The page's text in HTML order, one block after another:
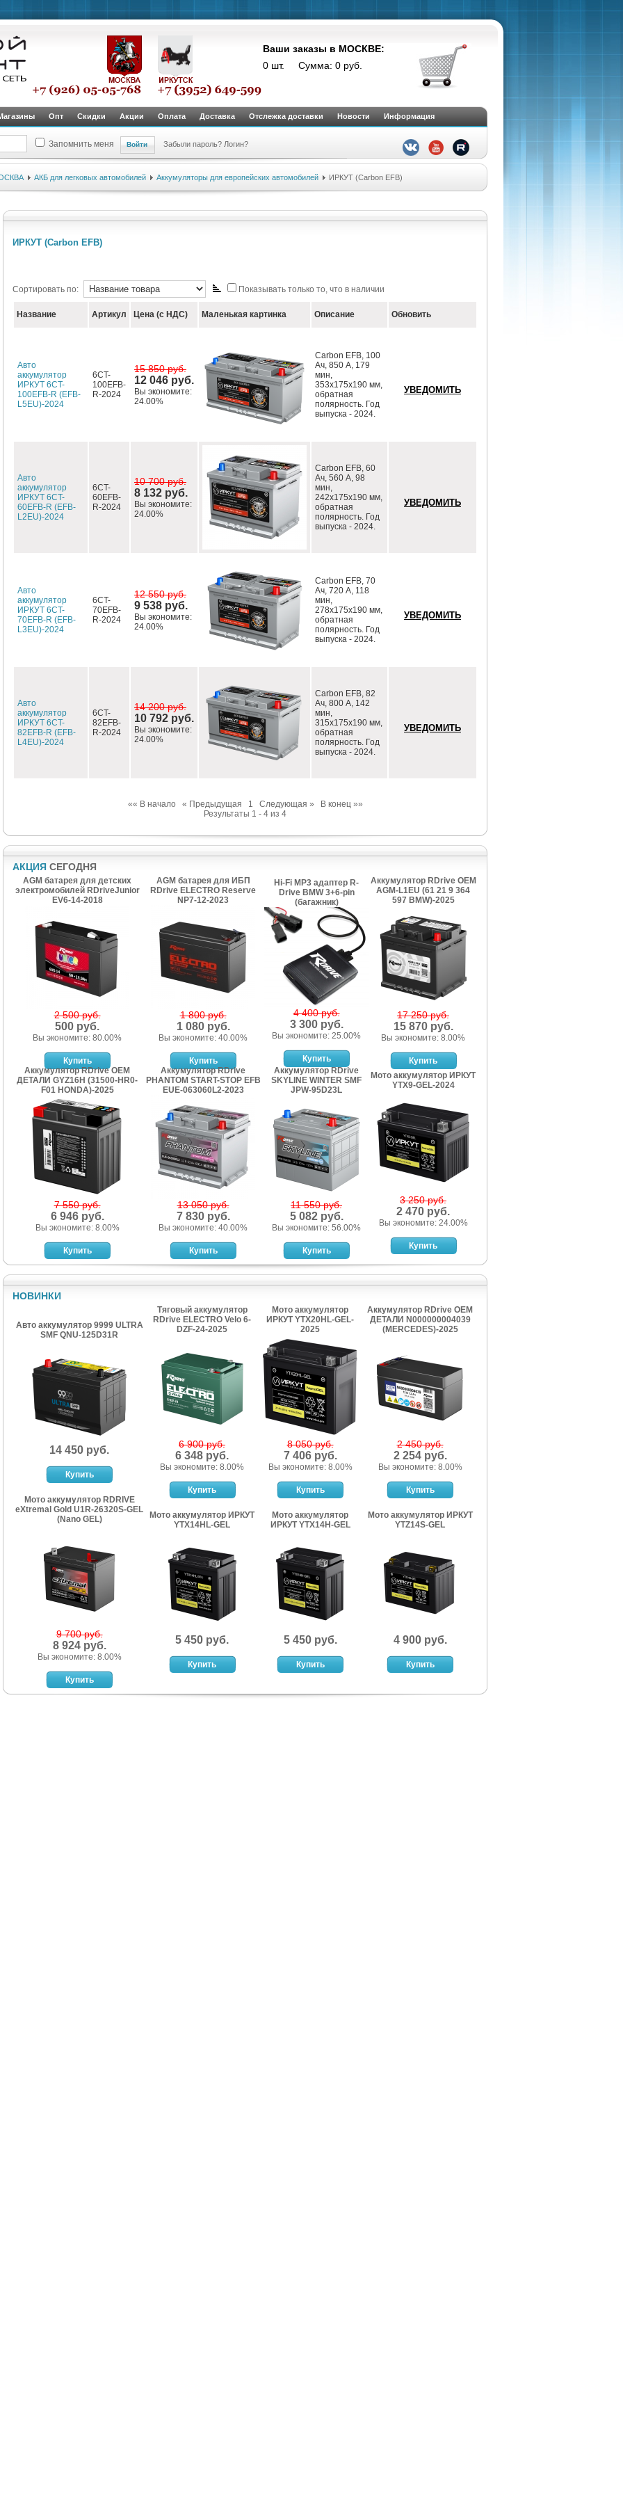
Ваши заказы в МОСКВЕ:
0 шт.
Сумма: 0 руб.
Опт Скидки Акции Оплата Доставка Отслежка доставки Новости Информация
Запомнить меня Забыли пароль? Логин?
АКБ для легковых автомобилей Аккумуляторы для европейских автомобилей ИРКУТ (Carbon EFB)
ИРКУТ (Carbon EFB)
Сортировать по: Показывать только то, что в наличии
Название Артикул Цена (с НДС) Маленькая картинка Описание Обновить
Авто
аккумулятор
ИРКУТ 6CT-
100EFB-R (EFB-
L5EU)-2024
6CT-
100EFB-
R-2024
15 850 руб.
12 046 руб.
Вы экономите:
24.00%
Carbon EFB, 100
Ач, 850 А, 179
мин,
353х175х190 мм,
обратная
полярность. Год
выпуска - 2024.
Авто
аккумулятор
ИРКУТ 6CT-
60EFB-R (EFB-
L2EU)-2024
6CT-
60EFB-
R-2024
10 700 руб.
8 132 руб.
Вы экономите:
24.00%
Carbon EFB, 60
Ач, 560 А, 98
мин,
242х175х190 мм,
обратная
полярность. Год
выпуска - 2024.
Авто
аккумулятор
ИРКУТ 6CT-
70EFB-R (EFB-
L3EU)-2024
6CT-
70EFB-
R-2024
12 550 руб.
9 538 руб.
Вы экономите:
24.00%
Carbon EFB, 70
Ач, 720 А, 118
мин,
278х175х190 мм,
обратная
полярность. Год
выпуска - 2024.
Авто
аккумулятор
ИРКУТ 6CT-
82EFB-R (EFB-
L4EU)-2024
6CT-
82EFB-
R-2024
14 200 руб.
10 792 руб.
Вы экономите:
24.00%
Carbon EFB, 82
Ач, 800 А, 142
мин,
315х175х190 мм,
обратная
полярность. Год
выпуска - 2024.
«« В начало « Предыдущая 1 Следующая »
В конец »»
Результаты 1 - 4 из 4
АКЦИЯ СЕГОДНЯ
AGM батарея для детских
электромобилей RDriveJunior
EV6-14-2018
2 500 руб.
500 руб.
Вы экономите: 80.00%
AGM батарея для ИБП
RDrive ELECTRO Reserve
NP7-12-2023
1 800 руб.
1 080 руб.
Вы экономите: 40.00%
Hi-Fi MP3 адаптер R-
Drive BMW 3+6-pin
(багажник)
4 400 руб.
3 300 руб.
Вы экономите: 25.00%
Аккумулятор RDrive OEM
AGM-L1EU (61 21 9 364
597 BMW)-2025
17 250 руб.
15 870 руб.
Вы экономите: 8.00%
Аккумулятор RDrive OEM
ДЕТАЛИ GYZ16H (31500-HR0-
F01 HONDA)-2025
7 550 руб.
6 946 руб.
Вы экономите: 8.00%
Аккумулятор RDrive
PHANTOM START-STOP EFB
EUE-063060L2-2023
13 050 руб.
7 830 руб.
Вы экономите: 40.00%
Аккумулятор RDrive
SKYLINE WINTER SMF
JPW-95D23L
11 550 руб.
5 082 руб.
Вы экономите: 56.00%
Мото аккумулятор ИРКУТ
YTX9-GEL-2024
3 250 руб.
2 470 руб.
Вы экономите: 24.00%
НОВИНКИ
Авто аккумулятор 9999 ULTRA
SMF QNU-125D31R
14 450 руб.
Тяговый аккумулятор
RDrive ELECTRO Velo 6-
DZF-24-2025
6 900 руб.
6 348 руб.
Вы экономите: 8.00%
Мото аккумулятор
ИРКУТ YTX20HL-GEL-
2025
8 050 руб.
7 406 руб.
Вы экономите: 8.00%
Аккумулятор RDrive OEM
ДЕТАЛИ N000000004039
(MERCEDES)-2025
2 450 руб.
2 254 руб.
Вы экономите: 8.00%
Мото аккумулятор RDRIVE
eXtremal Gold U1R-26320S-GEL
(Nano GEL)
9 700 руб.
8 924 руб.
Вы экономите: 8.00%
Мото аккумулятор ИРКУТ
YTX14HL-GEL
5 450 руб.
Мото аккумулятор
ИРКУТ YTX14H-GEL
5 450 руб.
Мото аккумулятор ИРКУТ
YTZ14S-GEL
4 900 руб.